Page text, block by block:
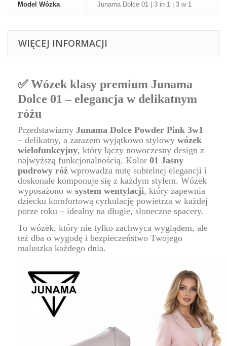
Model Wózka Junama Dolce 01 | 3 in 1 | 3 w 1
WIĘCEJ INFORMACJI
✅ Wózek klasy premium Junama
Dolce 01 – elegancja w delikatnym
różu
Przedstawiamy Junama Dolce Powder Pink 3w1
– delikatny, a zarazem wyjątkowo stylowy wózek
wielofunkcyjny, który łączy nowoczesny design z
najwyższą funkcjonalnością. Kolor 01 Jasny
pudrowy róż wprowadza nutę subtelnej elegancji i
doskonale komponuje się z każdym stylem. Wózek
wyposażono w system wentylacji, który zapewnia
dziecku komfortową cyrkulację powietrza w każdej
porze roku – idealny na długie, słoneczne spacery.
To wózek, który nie tylko zachwyca wyglądem, ale
też dba o wygodę i bezpieczeństwo Twojego
maluszka każdego dnia.